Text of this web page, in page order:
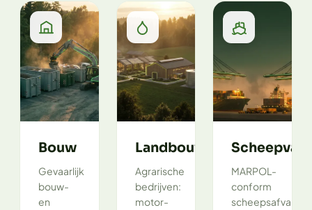
Bouw
Gevaarlijk
bouw-
en
Landbouw
Agrarische
bedrijven:
motor-
MARPOL-
conform
scheepsafval,